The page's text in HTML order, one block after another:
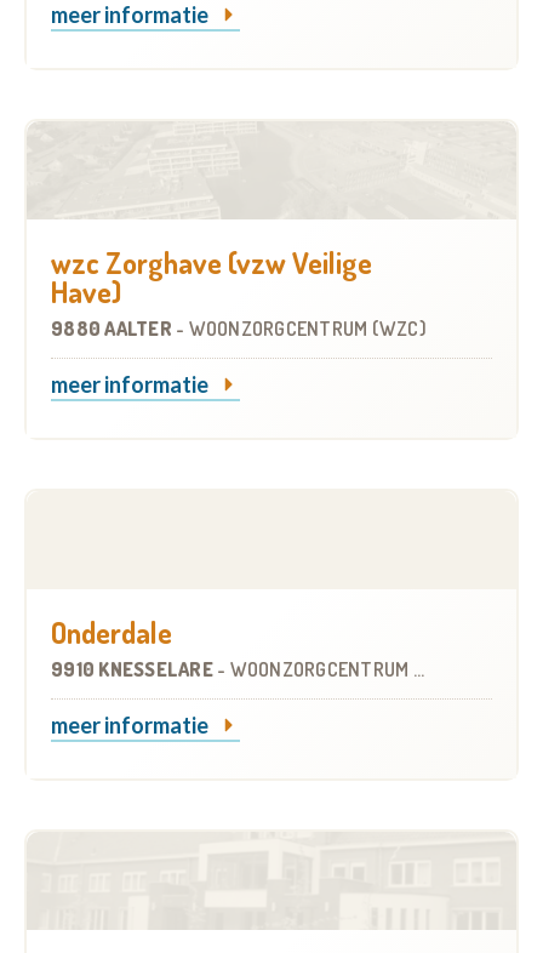
meer informatie
wzc Zorghave (vzw Veilige
Have)
9880 AALTER - WOONZORGCENTRUM (WZC)
meer informatie
Onderdale
9910 KNESSELARE - WOONZORGCENTRUM (WZC)
meer informatie